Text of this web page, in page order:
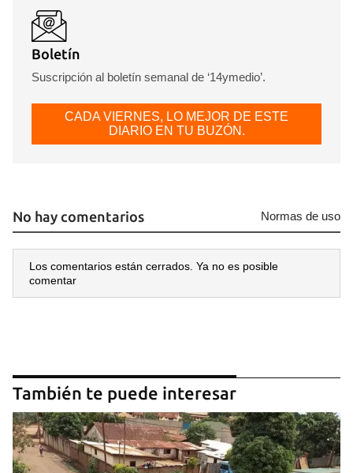
Boletín
Suscripción al boletín semanal de ‘14ymedio’.
CADA VIERNES, LO MEJOR DE ESTE
DIARIO EN TU BUZÓN.
No hay comentarios Normas de uso
Los comentarios están cerrados. Ya no es posible
comentar
También te puede interesar